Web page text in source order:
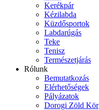
Kerékpár
Kézilabda
Küzdősportok
Labdarúgás
Teke
Tenisz
Természetjárás
Rólunk
Bemutatkozás
Elérhetőségek
Pályázatok
Dorogi Zöld Kör